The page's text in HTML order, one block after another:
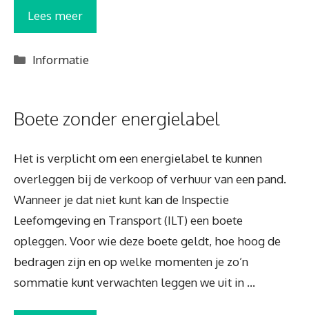
Lees meer
Categorieën
Informatie
Boete zonder energielabel
Het is verplicht om een energielabel te kunnen
overleggen bij de verkoop of verhuur van een pand.
Wanneer je dat niet kunt kan de Inspectie
Leefomgeving en Transport (ILT) een boete
opleggen. Voor wie deze boete geldt, hoe hoog de
bedragen zijn en op welke momenten je zo’n
sommatie kunt verwachten leggen we uit in …